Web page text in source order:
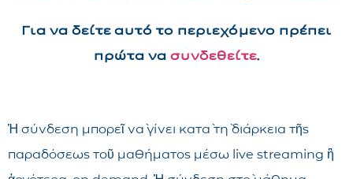
Για να δείτε αυτό το περιεχόμενο πρέπει
πρώτα να συνδεθείτε.
Ἡ σύνδεση μπορεῖ νὰ γίνει κατὰ τὴ διάρκεια τῆς
παραδόσεως τοῦ μαθήματος μέσω live streaming ἢ